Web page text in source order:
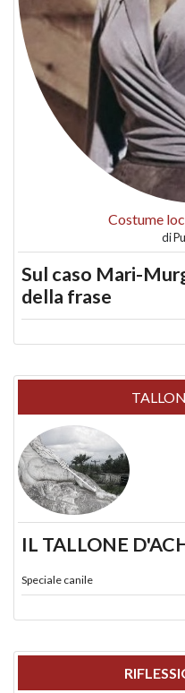
Costume
di
Sul caso Mari-
della frase
IL TALLONE
Speciale canile